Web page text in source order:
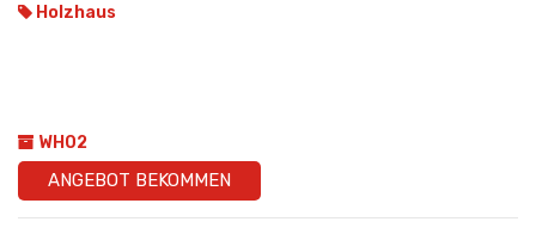
Holzhaus
WH02
ANGEBOT BEKOMMEN